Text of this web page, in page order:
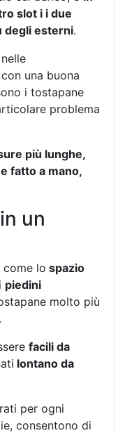
slot i i due
degli esterni.
una buona
i tostapane
problema
più lunghe,
fatto a mano,
un
come lo spazio
piedini
molto più
facili da
lontano da
per ogni
consentono di